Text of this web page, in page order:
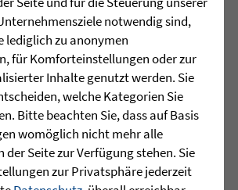
| •HÖR-SPRACHZENTRUM
und
- auf geht´s in
27.07.26 verabschiedete
notwendig sind,
lediglich zu anonymen
für Komforteinstellungen oder zur
Inhalte genutzt werden. Sie
welche Kategorien Sie
Bitte beachten Sie, dass auf Basis
womöglich nicht mehr alle
Seite zur Verfügung stehen. Sie
zur Privatsphäre jederzeit